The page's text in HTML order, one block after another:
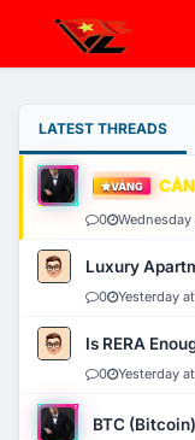
LATEST THREADS
VÀNG
0 Wednesday
Luxury
0 Yesterday
Is RERA
0 Yesterday
BTC